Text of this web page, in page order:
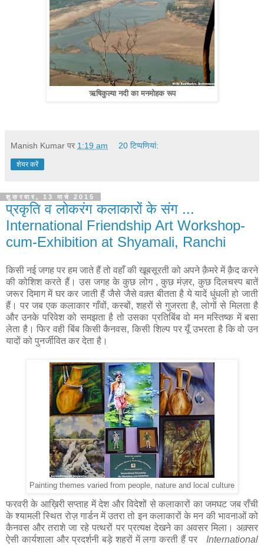
ऋषिकुल्‍या नदी का मनमोहक रूप
Manish Kumar पर 1:19 am 20 टिप्‍पणियां:
शेयर करें
शुक्रवार, 13 मार्च 2015
प्रकृति व लोकरंग कलाकारों के संग ...
International Friendship Art Workshop-
cum-Exhibition at Shyamali, Ranchi
किसी नई जगह पर हम जाते हैं तो वहाँ की खूबसूरती को अपने क़ैमरे में क़ैद करने
की कोशिश करते हैं। उस जगह के कुछ लोग , कुछ मंज़र, कुछ दिलचस्प बातें
जरूर दिमाग में घर कर जाती हैं जैसे जैसे वक़्त बीतता है ये यादें धुंधली हो जाती
हैं। पर जब एक कलाकार गाँवों, कस्बों, शहरों से गुजरता है, लोगों से मिलता है
और उनके परिवेश को समझता है तो उसका प्रतिबिंब वो मन मस्तिष्क में बसा
लेता है। फिर वही बिंब किसी कैनवस, किसी शिल्प पर यूँ उभरता है कि वो उन
यादों को पुनर्जीवित कर देता है।
Painting themes varied from people, nature and local culture
फरवरी के आख़िरी सप्ताह में देश और विदेशों से कलाकारों का जमघट जब राँची
के श्यामली स्थित रोज़ गार्डन में उतरा तो इन कलाकारों के मन की भावनाओं को
कैनवस और तराशे जा रहे पत्थरों पर प्रत्यक्ष देखने का अवसर मिला। अक़्सर
ऐसी कार्यशाला और प्रदर्शनी बड़े शहरों में लगा करती हैं पर International